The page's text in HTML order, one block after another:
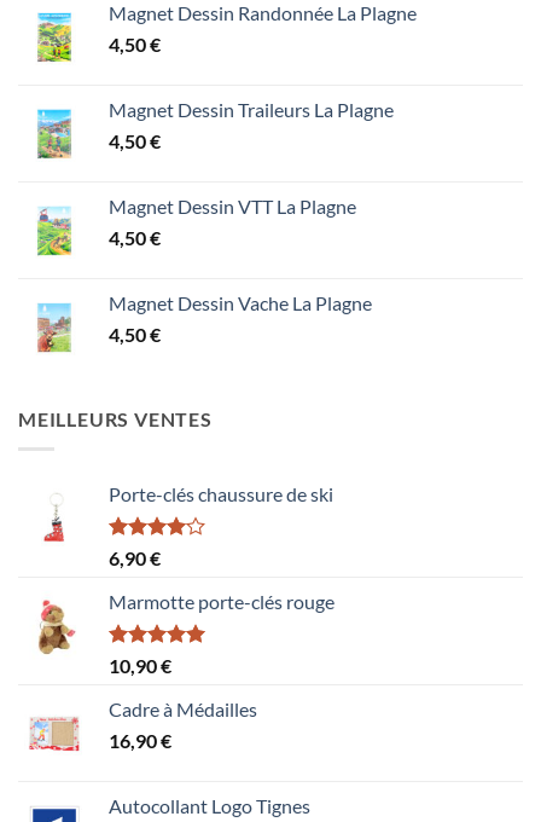
Magnet Dessin Randonnée La Plagne
4,50€
Magnet Dessin Traileurs La Plagne
4,50€
Magnet Dessin VTT La Plagne
4,50€
Magnet Dessin Vache La Plagne
4,50€
MEILLEURS VENTES
Porte-clés chaussure de ski
Note
4.00
5
6,90€
Marmotte porte-clés rouge
Note5.00
sur 5
10,90€
Cadre à Médailles
16,90€
Autocollant Logo Tignes